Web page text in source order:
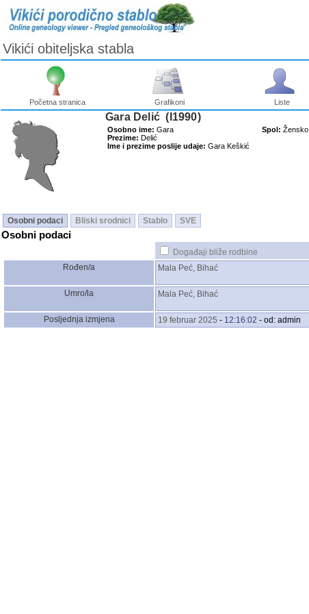
Vikići obiteljska stabla
Početna stranica Grafikoni Liste
Gara Delić ‎(I1990)‎
Osobno ime: Gara
Prezime: Delić
Ime i prezime poslije udaje: Gara Keškić
Spol: Žensko
Osobni podaci Bliski srodnici Stablo SVE
Osobni podaci
Događaji bliže rodbine
Rođen/a
Mala Peć, Bihać
Umro/la Mala Peć, Bihać
Posljednja izmjena 19 februar 2025 - 12:16:02 - od: admin